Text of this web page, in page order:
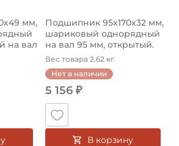
мм,
на вал
Подшипник 95х170х32 мм,
шариковый однорядный
на вал 95 мм, открытый.
Ар...
Вес товара 2.62 кг.
Нет в наличии
5 156 ₽
В корзину